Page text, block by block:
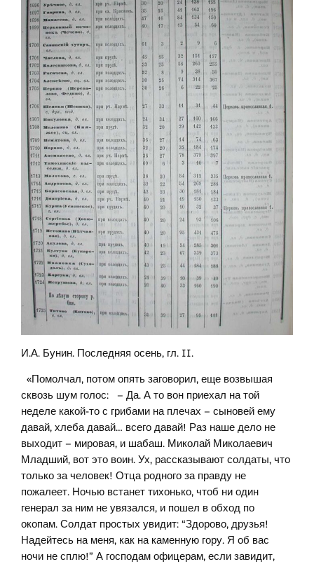
И.А. Бунин. Последняя осень, гл. II.
«Помолчал, потом опять заговорил, еще возвышая
сквозь шум голос: – Да. А то вон приехал на той
неделе какой-то с грибами на плечах – сыновей ему
давай, хлеба давай… всего давай! Раз наше дело не
выходит – мировая, и шабаш. Миколай Миколаевич
Младший, вот это воин. Ух, рассказывают солдаты, что
только за человек! Отца родного за правду не
пожалеет. Ночью встанет тихонько, чтоб ни один
генерал за ним не увязался, и пошел в обход по
окопам. Солдат простых увидит: “Здорово, друзья!
Надейтесь на меня, как на каменную гору. Я об вас
ночи не сплю!” А господам офицерам, если завидит,